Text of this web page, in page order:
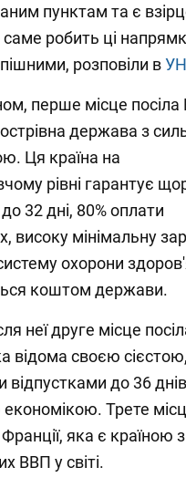
пунктам та є
робить ці
розповіли в
перше місце посіла
держава з
Ця країна на
рівні гарантує
32 дні, 80% оплати
високу мінімальну
охорони
коштом держави.
неї друге місце
відома своєю сієстою,
відпустками до 36
Трете
яка є країною
ВВП у світі.